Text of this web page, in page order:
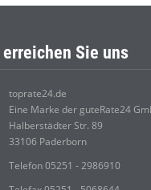
erreichen Sie uns
toprate24.de
Eine Marke der guteRate24
Halberstädter Str. 89
33106 Paderborn
Telefon 05251 - 2986910